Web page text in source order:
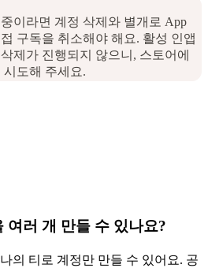
이라면 계정 삭제와 별개로 App
접 구독을 취소해야 해요. 활성 인앱
제가 진행되지 않으니, 스토어에
시도해 주세요.
여러 개 만들 수 있나요?
의 티로 계정만 만들 수 있어요. 공